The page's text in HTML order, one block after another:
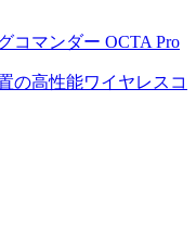
コマンダー OCTA Pro
の高性能ワイヤレスコ